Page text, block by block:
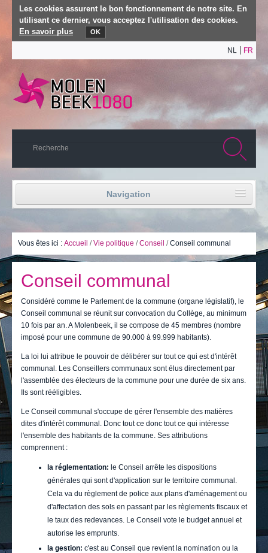
Les cookies assurent le bon fonctionnement de notre site. En
utilisant ce dernier, vous acceptez l'utilisation des cookies.
En savoir plus
OK
NL FR
Navigation
Vie politique
Je visite
Publications
E-guichet / Prendre RDV
Actualités
Vous êtes ici : Accueil /Vie politique /Conseil /Conseil communal
Conseil communal
Considéré comme le Parlement de la commune (organe législatif), le
Conseil communal se réunit sur convocation du Collège, au minimum
10 fois par an. A Molenbeek, il se compose de 45 membres (nombre
imposé pour une commune de 90.000 à 99.999 habitants).
La loi lui attribue le pouvoir de délibérer sur tout ce qui est d'intérêt
communal. Les Conseillers communaux sont élus directement par
l'assemblée des électeurs de la commune pour une durée de six ans.
Ils sont rééligibles.
Le Conseil communal s'occupe de gérer l'ensemble des matières
dites d'intérêt communal. Donc tout ce donc tout ce qui intéresse
l'ensemble des habitants de la commune. Ses attributions
comprennent :
la réglementation: le Conseil arrête les dispositions
générales qui sont d'application sur le territoire communal.
Cela va du règlement de police aux plans d'aménagement ou
d'affectation des sols en passant par les règlements fiscaux et
le taux des redevances. Le Conseil vote le budget annuel et
autorise les emprunts.
la gestion: c'est au Conseil que revient la nomination ou la